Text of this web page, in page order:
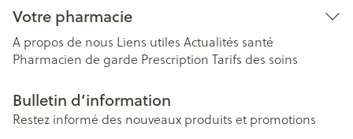
Votre pharmacie
A propos de nous Liens utiles Actualités santé
Pharmacien de garde Prescription Tarifs des soins
Bulletin d’information
Restez informé des nouveaux produits et promotions